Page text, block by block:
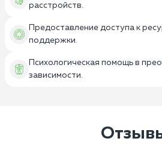
расстройств.
Предоставление доступа к
поддержки.
Психологическая помощь в
зависимости.